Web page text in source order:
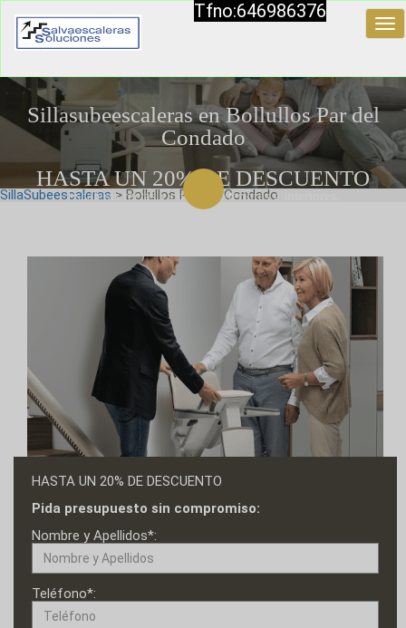
Tfno:646986376
Sillasubeescaleras en Bollullos Par del
Condado
HASTA UN 20% DE DESCUENTO
Escaleras rectas y curvas, exteriores e interiores.
SillaSubeescaleras > Bollullos Par del Condado
HASTA UN 20% DE DESCUENTO
Pida presupuesto sin compromiso:
Nombre y Apellidos*:
Teléfono*: